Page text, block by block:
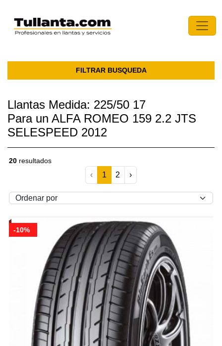
FILTRAR BUSQUEDA
Llantas Medida: 225/50 17
Para un ALFA ROMEO 159 2.2 JTS
SELESPEED 2012
20 resultados
‹ 1 2 ›
-10%